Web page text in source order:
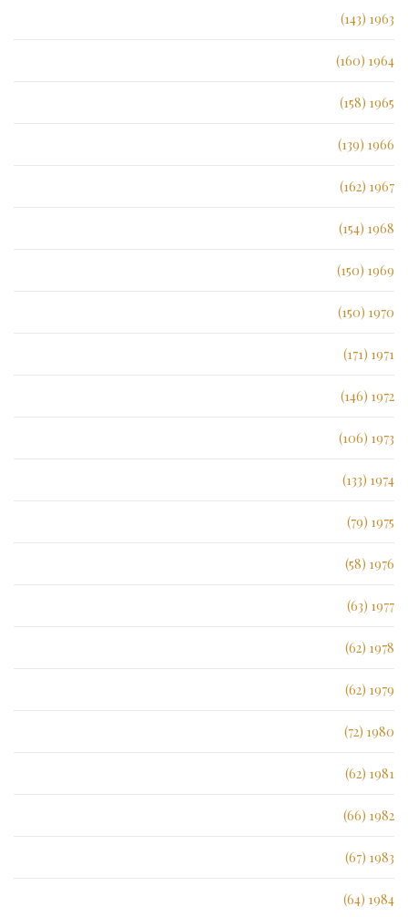
1963 (143)
1964 (160)
1965 (158)
1966 (139)
1967 (162)
1968 (154)
1969 (150)
1970 (150)
1971 (171)
1972 (146)
1973 (106)
1974 (133)
1975 (79)
1976 (58)
1977 (63)
1978 (62)
1979 (62)
1980 (72)
1981 (62)
1982 (66)
1983 (67)
1984 (64)